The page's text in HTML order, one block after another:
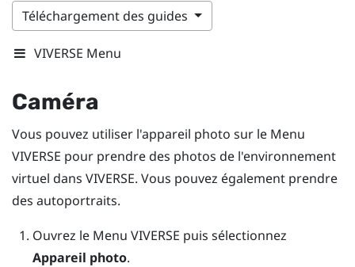
Téléchargement des guides
VIVERSE Menu
Caméra
Vous pouvez utiliser l'appareil photo sur le Menu
VIVERSE pour prendre des photos de l'environnement
virtuel dans VIVERSE. Vous pouvez également prendre
des autoportraits.
Ouvrez le Menu VIVERSE puis sélectionnez
Appareil photo.